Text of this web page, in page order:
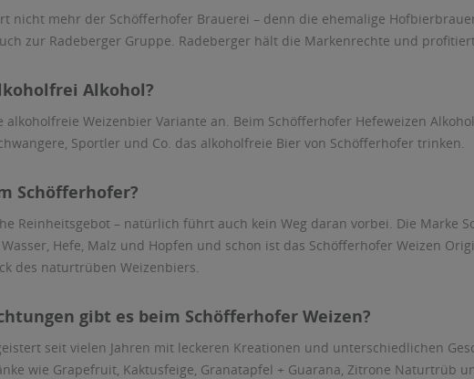
nicht mehr der Schöfferhofer Brauerei – denn die ehemalige
zur Radeberger Gruppe. Radeberger hält die Markenrechte und
Alkohol?
Weizenbier Variante an. Beim Schöfferhofer Hefeweizen
Sportler und Co. das alkoholfreie Bier von Schöfferhofer trinken.
Schöfferhofer?
Reinheitsgebot – natürlich führt auch kein Weg daran vorbei. Die Marke
Hefe, Malz und Hopfen und schon ist das Schöfferhofer Weizen
des naturtrüben Weizenbiers.
gibt es beim Schöfferhofer Weizen?
seit vielen Jahren mit leckeren Kreationen und unterschiedlichen
wie Grapefruit, Kaktusfeige, Granatapfel + Guarana, Zitrone Naturtrüb